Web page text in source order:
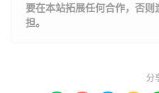
要在本站拓展任何合作，否
担。
分